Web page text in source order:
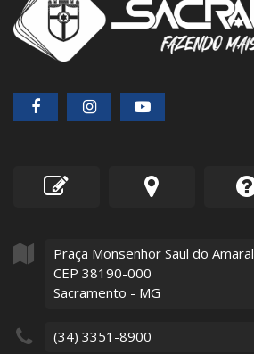
Praça Monsenhor Saul do Amaral
CEP 38190-000
Sacramento - MG
(34) 3351-8900